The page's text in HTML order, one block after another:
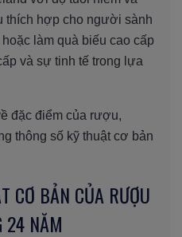
hợp cho người sành
làm quà biếu cao cấp
và sự tinh tế trong lựa
đặc điểm của rượu,
thông số kỹ thuật cơ bản
CƠ BẢN CỦA RƯỢU
24 NĂM